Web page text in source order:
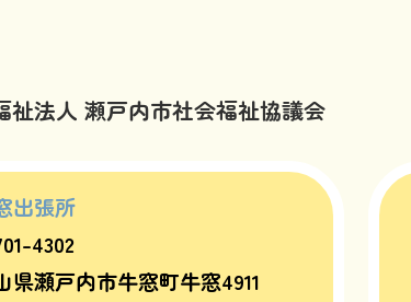
祉法人 瀬戸内市社会福祉協議会
出張所
4302
県瀬戸内市牛窓町牛窓4911